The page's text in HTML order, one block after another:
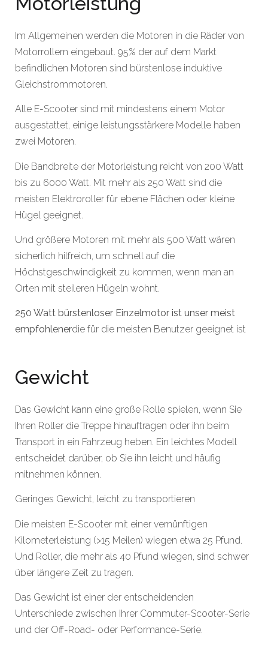
Im Allgemeinen werden die Motoren in die Räder von
Motorrollern eingebaut. 95% der auf dem Markt
befindlichen Motoren sind bürstenlose induktive
Gleichstrommotoren.
Alle E-Scooter sind mit mindestens einem Motor
ausgestattet, einige leistungsstärkere Modelle haben
zwei Motoren.
Die Bandbreite der Motorleistung reicht von 200 Watt
bis zu 6000 Watt. Mit mehr als 250 Watt sind die
meisten Elektroroller für ebene Flächen oder kleine
Hügel geeignet.
Und größere Motoren mit mehr als 500 Watt wären
sicherlich hilfreich, um schnell auf die
Höchstgeschwindigkeit zu kommen, wenn man an
Orten mit steileren Hügeln wohnt.
250 Watt bürstenloser Einzelmotor ist unser meist
empfohlenerdie für die meisten Benutzer geeignet ist
Gewicht
Das Gewicht kann eine große Rolle spielen, wenn Sie
Ihren Roller die Treppe hinauftragen oder ihn beim
Transport in ein Fahrzeug heben. Ein leichtes Modell
entscheidet darüber, ob Sie ihn leicht und häufig
mitnehmen können.
Geringes Gewicht, leicht zu transportieren
Die meisten E-Scooter mit einer vernünftigen
Kilometerleistung (>15 Meilen) wiegen etwa 25 Pfund.
Und Roller, die mehr als 40 Pfund wiegen, sind schwer
über längere Zeit zu tragen.
Das Gewicht ist einer der entscheidenden
Unterschiede zwischen Ihrer Commuter-Scooter-Serie
und der Off-Road- oder Performance-Serie.